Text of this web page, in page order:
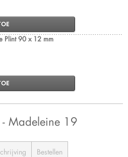
Plint 90 x 12 mm
Madeleine 19
Bestellen